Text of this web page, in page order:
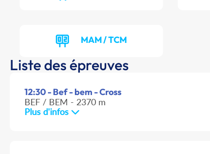
MAM / TCM
Liste des épreuves
12:30 - Bef - bem - Cross
BEF / BEM - 2370 m
Plus d'infos